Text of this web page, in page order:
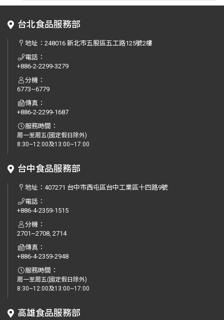
台北食品服務部
地址：248016 新北市五股區五工路125號2樓
電話：
+886-2-2299-3279
分機：
6773~6779
傳真：
+886-2-2299-1687
服務時間：
周一至周五(國定假日除外)
8:30~12:00及13:00~17:00
台中食品服務部
地址：407271 台中市西屯區台中工業區十四路9號
電話：
+886-4-2359-1515
分機：
2701~2708, 2714
傳真：
+886-4-2359-2948
服務時間：
周一至周五(國定假日除外)
8:30~12:00及13:00~17:00
高雄食品服務部